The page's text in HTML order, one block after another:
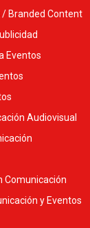
/ Branded Content
Eventos
Audiovisual
Comunicación
y Eventos